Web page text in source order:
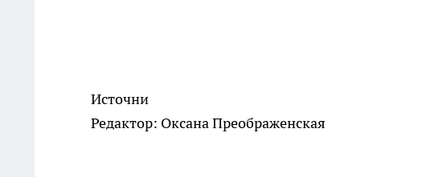
Источни
Редактор: Оксана Преображенская